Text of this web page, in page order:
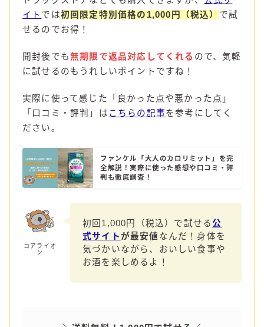
イト では初回限定特別価格の1,000円（税込） で試
せるのでお得！
開封後でも無期限で返品対応してくれる ので、気軽
に試せるのもうれしいポイントですね！
実際に使って感じた「良かった点や悪かった点」
「口コミ・評判」は こちらの記事を参考にしてく
ださい。
ファンケル「大人のカロリミット」を完
全解説！実際に使った感想や口コミ・評
判も徹底調査！
コアライオ
ン
初回1,000円（税込）で試せる 公
式サイトが最安値 なんだ！身体を
気づかいながら、おいしい食事や
お酒を楽しめるよ！